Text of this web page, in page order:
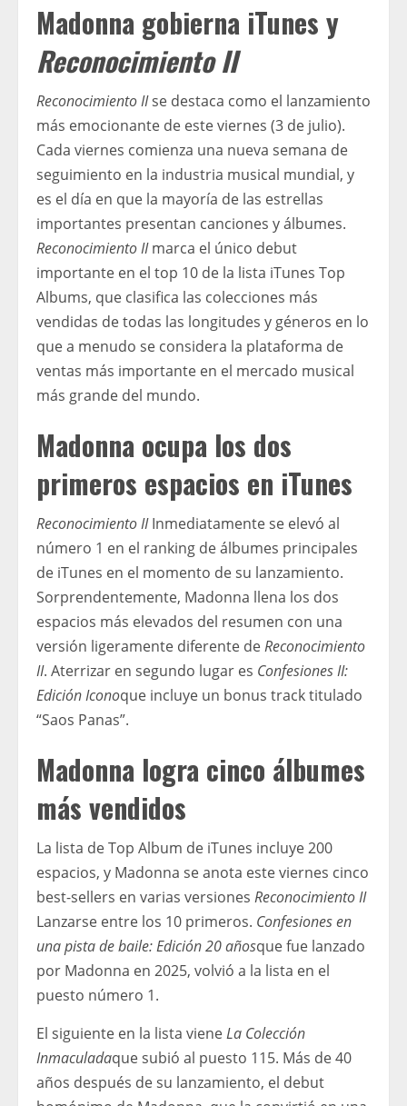
Madonna gobierna iTunes y
Reconocimiento II
Reconocimiento IIse destaca como el lanzamiento
más emocionante de este viernes (3 de julio).
Cada viernes comienza una nueva semana de
seguimiento en la industria musical mundial, y
es el día en que la mayoría de las estrellas
importantes presentan canciones y álbumes.
Reconocimiento IImarca el único debut
importante en el top 10 de la lista iTunes Top
Albums, que clasifica las colecciones más
vendidas de todas las longitudes y géneros en lo
que a menudo se considera la plataforma de
ventas más importante en el mercado musical
más grande del mundo.
Madonna ocupa los dos
primeros espacios en iTunes
Reconocimiento IIInmediatamente se elevó al
número 1 en el ranking de álbumes principales
de iTunes en el momento de su lanzamiento.
Sorprendentemente, Madonna llena los dos
espacios más elevados del resumen con una
versión ligeramente diferente deReconocimiento
II. Aterrizar en segundo lugar es Confesiones II:
Edición Iconoque incluye un bonus track titulado
“Saos Panas”.
Madonna logra cinco álbumes
más vendidos
La lista de Top Album de iTunes incluye 200
espacios, y Madonna se anota este viernes cinco
best-sellers en varias versiones Reconocimiento II
Lanzarse entre los 10 primeros. Confesiones en
una pista de baile: Edición 20 añosque fue lanzado
por Madonna en 2025, volvió a la lista en el
puesto número 1.
El siguiente en la lista vieneLa Colección
Inmaculadaque subió al puesto 115. Más de 40
años después de su lanzamiento, el debut